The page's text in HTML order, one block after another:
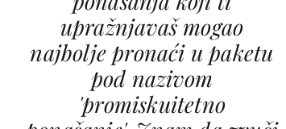
upražnjavaš mogao
najbolje pronaći u paketu
pod nazivom
'promiskuitetno